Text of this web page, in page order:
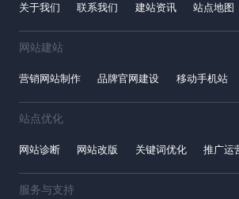
关于我们 联系我们 建站资讯 站点地图
网站建站
营销网站制作 品牌官网建设 移动手机站
站点优化
网站诊断 网站改版 关键词优化 推广运
服务与支持